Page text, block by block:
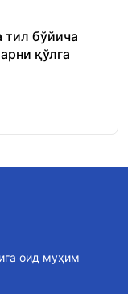
тил бўйича
қўлга
оид муҳим